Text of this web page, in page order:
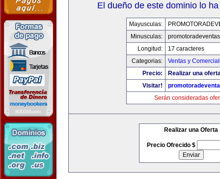
El dueño de este dominio lo
Mayusculas:
Minusculas:
Longitud:
17 caracteres
Categorias:
Ventas y
Precio:
Realizar una
Visitar!
Serán consideradas
Realizar una Oferta
Precio Ofrecido $